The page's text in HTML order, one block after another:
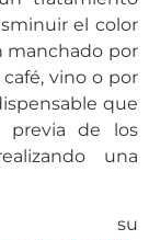
el color
manchado por
vino o por
que
previa de los
una
su